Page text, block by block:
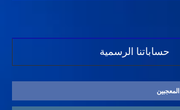
حساباتنا الرسمية
المعجبين